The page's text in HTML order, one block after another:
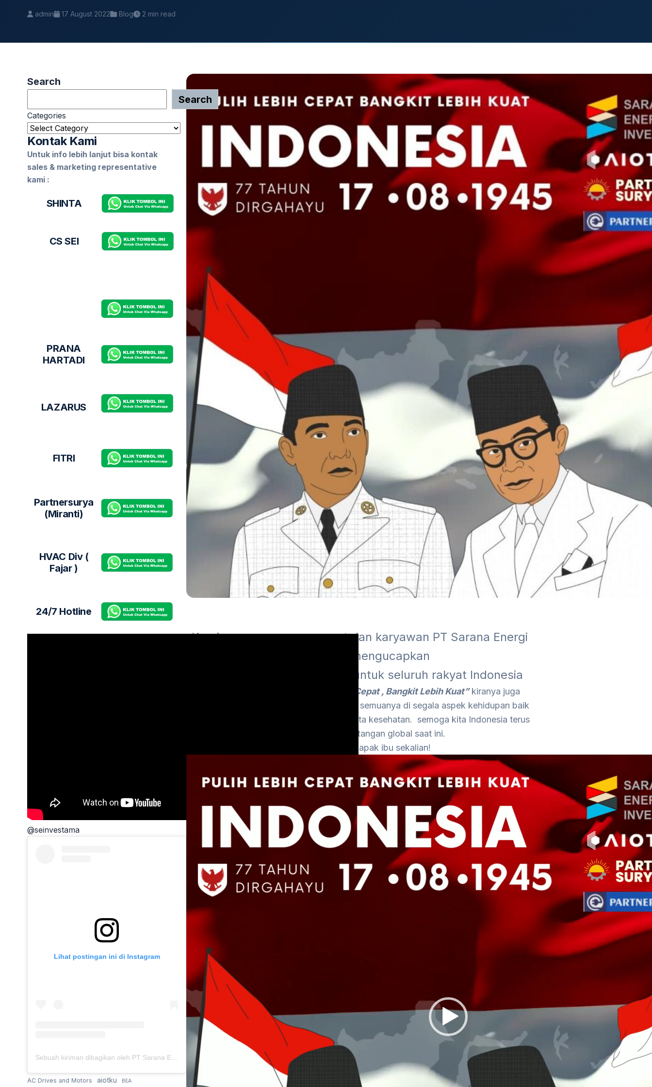
admin 17 August 2022 Blog 2 min read
Search
Search
Categories
Kontak Kami
Untuk info lebih lanjut bisa kontak
sales & marketing representative
kami :
SHINTA
CS SEI
PRANA
HARTADI
LAZARUS
FITRI
Partnersurya
(Miranti)
HVAC Div (
Fajar )
24/7 Hotline
@seinvestama
Lihat postingan ini di Instagram
AC Drives and Motors aiotku BEA
Kami segenap management dan karyawan PT Sarana Energi
Investama mengucapkan
Dirgahayu yang ke 77 tahun untuk seluruh rakyat Indonesia
Pulih Lebih Cepat , Bangkit Lebih Kuat”kiranya juga
bersamaan dengan kondisi bapak dan ibu semuanya di segala aspek kehidupan baik
dalam usaha , pekerjaan dan keluarga, serta kesehatan. semoga kita Indonesia terus
bisa menghadapi tantangan global saat ini.
Salam Merdeka bapak ibu sekalian!
Video
Player